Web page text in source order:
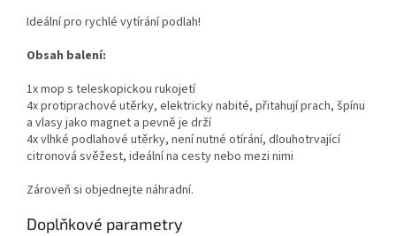
Ideální pro rychlé vytírání podlah!
Obsah balení:
1x mop s teleskopickou rukojetí
4x protiprachové utěrky, elektricky nabité, přitahují prach, špínu
a vlasy jako magnet a pevně je drží
4x vlhké podlahové utěrky, není nutné otírání, dlouhotrvající
citronová svěžest, ideální na cesty nebo mezi nimi
Zároveň si objednejte náhradní.
Doplňkové parametry